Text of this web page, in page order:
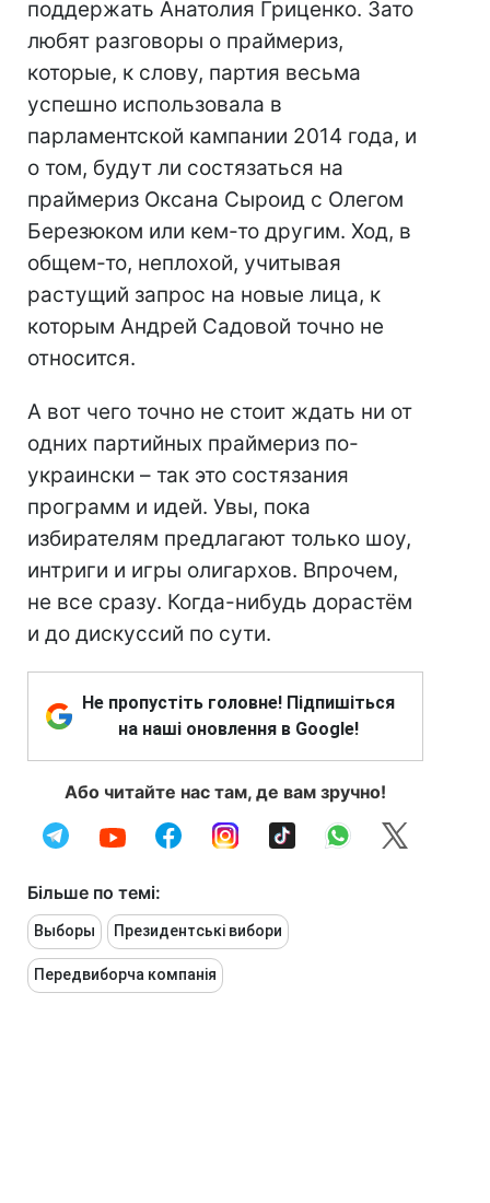
поддержать Анатолия Гриценко. Зато
любят разговоры о праймериз,
которые, к слову, партия весьма
успешно использовала в
парламентской кампании 2014 года, и
о том, будут ли состязаться на
праймериз Оксана Сыроид с Олегом
Березюком или кем-то другим. Ход, в
общем-то, неплохой, учитывая
растущий запрос на новые лица, к
которым Андрей Садовой точно не
относится.
А вот чего точно не стоит ждать ни от
одних партийных праймериз по-
украински – так это состязания
программ и идей. Увы, пока
избирателям предлагают только шоу,
интриги и игры олигархов. Впрочем,
не все сразу. Когда-нибудь дорастём
и до дискуссий по сути.
Не пропустіть головне! Підпишіться
на наші оновлення в Google!
Або читайте нас там, де вам зручно!
Більше по темі:
Выборы Президентські вибори
Передвиборча компанія